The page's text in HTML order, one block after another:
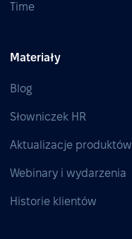
Time
Materiały
Blog
Słowniczek HR
Aktualizacje produktów
Webinary i wydarzenia
Historie klientów